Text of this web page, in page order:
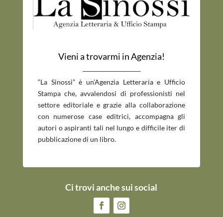
Vieni a trovarmi in Agenzia!
“La Sinossi” è un’Agenzia Letteraria e Ufficio
Stampa che, avvalendosi di professionisti nel
settore editoriale e grazie alla collaborazione
con numerose case editrici, accompagna gli
autori o aspiranti tali nel lungo e difficile iter di
pubblicazione di un libro.
Ci trovi anche sui social